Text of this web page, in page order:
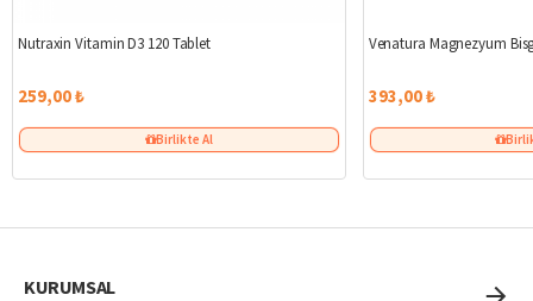
Nutraxin Vitamin D3 120 Tablet
259,00 ₺
Birlikte Al
Yeni
Venatura Magnezyum
393,00 ₺
KURUMSAL